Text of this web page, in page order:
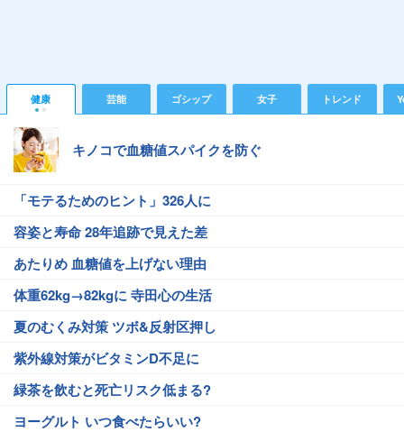
健康 芸能 ゴシップ 女子 トレンド
キノコで血糖値スパイクを防ぐ
「モテるためのヒント」326人に
容姿と寿命 28年追跡で見えた差
あたりめ 血糖値を上げない理由
体重62kg→82kgに 寺田心の生活
夏のむくみ対策 ツボ&反射区押し
紫外線対策がビタミンD不足に
緑茶を飲むと死亡リスク低まる?
ヨーグルト いつ食べたらいい?